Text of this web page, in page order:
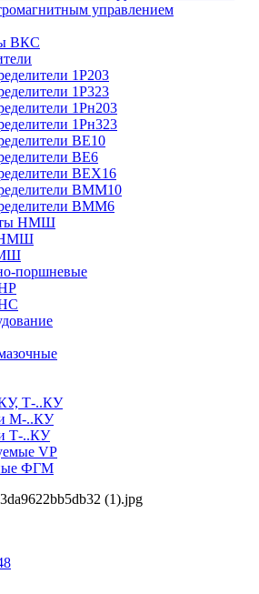
управлением
ВКС
1Р203
1Р323
1Рн203
1Рн323
ВЕ10
ВЕ6
ВЕХ16
ВММ10
ВММ6
НМШ
НМШ
поршневые
Т-..КУ
М-..КУ
Т-..КУ
VP
ФГМ